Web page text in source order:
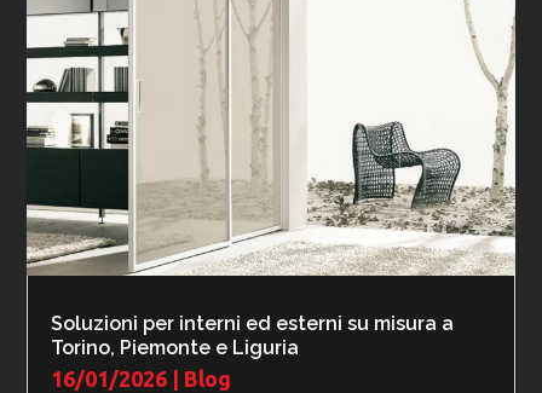
Soluzioni per interni ed esterni su misura a
Torino, Piemonte e Liguria
16/01/2026
Blog